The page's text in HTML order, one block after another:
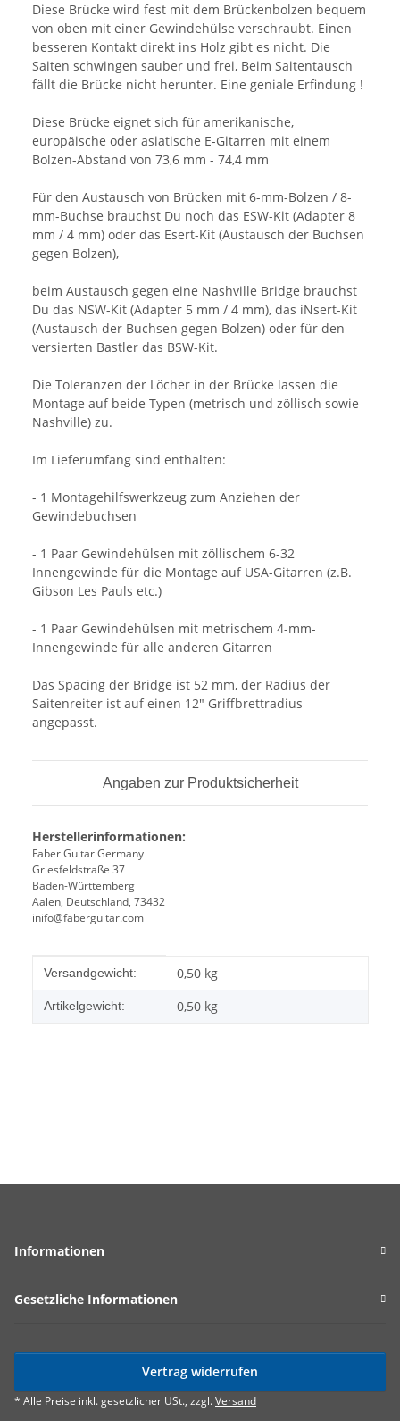
Diese Brücke wird fest mit dem Brückenbolzen bequem
von oben mit einer Gewindehülse verschraubt. Einen
besseren Kontakt direkt ins Holz gibt es nicht. Die
Saiten schwingen sauber und frei, Beim Saitentausch
fällt die Brücke nicht herunter. Eine geniale Erfindung !
Diese Brücke eignet sich für amerikanische,
europäische oder asiatische E-Gitarren mit einem
Bolzen-Abstand von 73,6 mm - 74,4 mm
Für den Austausch von Brücken mit 6-mm-Bolzen / 8-
mm-Buchse brauchst Du noch das ESW-Kit (Adapter 8
mm / 4 mm) oder das Esert-Kit (Austausch der Buchsen
gegen Bolzen),
beim Austausch gegen eine Nashville Bridge brauchst
Du das NSW-Kit (Adapter 5 mm / 4 mm), das iNsert-Kit
(Austausch der Buchsen gegen Bolzen) oder für den
versierten Bastler das BSW-Kit.
Die Toleranzen der Löcher in der Brücke lassen die
Montage auf beide Typen (metrisch und zöllisch sowie
Nashville) zu.
Im Lieferumfang sind enthalten:
- 1 Montagehilfswerkzeug zum Anziehen der
Gewindebuchsen
- 1 Paar Gewindehülsen mit zöllischem 6-32
Innengewinde für die Montage auf USA-Gitarren (z.B.
Gibson Les Pauls etc.)
- 1 Paar Gewindehülsen mit metrischem 4-mm-
Innengewinde für alle anderen Gitarren
Das Spacing der Bridge ist 52 mm, der Radius der
Saitenreiter ist auf einen 12" Griffbrettradius
angepasst.
Angaben zur Produktsicherheit
Herstellerinformationen:
Faber Guitar Germany
Griesfeldstraße 37
Baden-Württemberg
Aalen, Deutschland, 73432
inifo@faberguitar.com
Produkteigenschaft
Wert
Versandgewicht: 0,50 kg
Artikelgewicht: 0,50 kg
Informationen
Gesetzliche Informationen
Vertrag widerrufen
* Alle Preise inkl. gesetzlicher USt., zzgl.Versand